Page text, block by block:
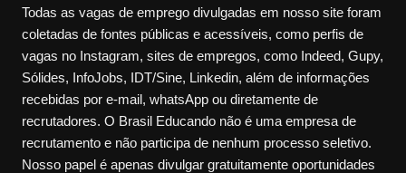
Todas as vagas de emprego divulgadas em nosso site foram
coletadas de fontes públicas e acessíveis, como perfis de
vagas no Instagram, sites de empregos, como Indeed, Gupy,
Sólides, InfoJobs, IDT/Sine, Linkedin, além de informações
recebidas por e-mail, whatsApp ou diretamente de
recrutadores. O Brasil Educando não é uma empresa de
recrutamento e não participa de nenhum processo seletivo.
Nosso papel é apenas divulgar gratuitamente oportunidades